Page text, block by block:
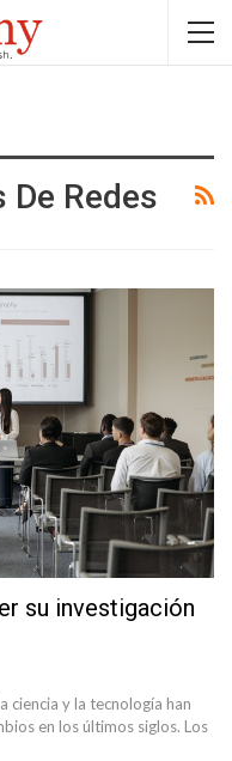
Redes
su investigación
ciencia y la tecnología han
en los últimos siglos. Los